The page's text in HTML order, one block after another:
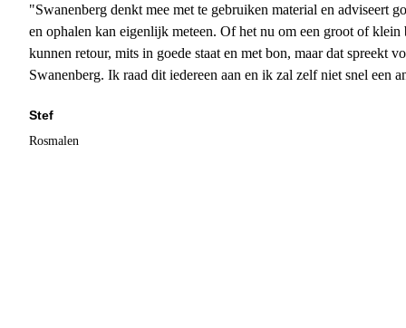
"Swanenberg denkt mee met te gebruiken material en adviseert
en ophalen kan eigenlijk meteen. Of het nu om een groot of
kunnen retour, mits in goede staat en met bon, maar dat spreekt
Swanenberg. Ik raad dit iedereen aan en ik zal zelf niet snel een
Stef
Rosmalen